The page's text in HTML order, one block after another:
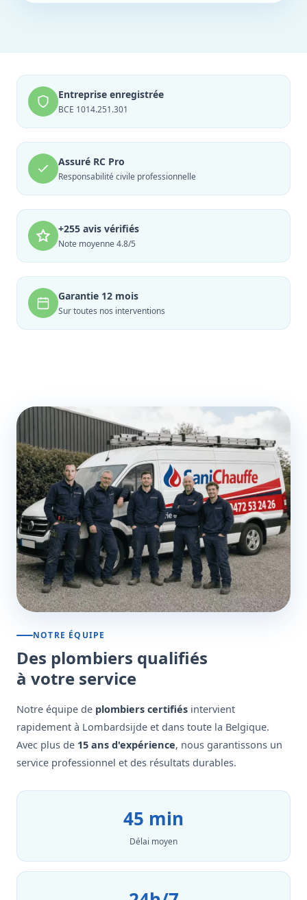
Entreprise enregistrée
BCE 1014.251.301
Assuré RC Pro
Responsabilité civile professionnelle
+255 avis vérifiés
Note moyenne 4.8/5
Garantie 12 mois
Sur toutes nos interventions
NOTRE ÉQUIPE
Des plombiers qualifiés
à votre service
Notre équipe de plombiers certifiés intervient
rapidement à Lombardsijde et dans toute la Belgique.
Avec plus de 15 ans d'expérience, nous garantissons un
service professionnel et des résultats durables.
45 min
Délai moyen